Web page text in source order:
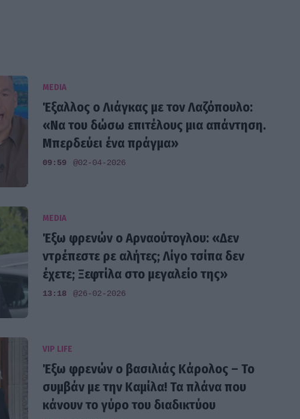
MEDIA
Έξαλλος ο Λιάγκας με τον Λαζόπουλο:
«Να του δώσω επιτέλους μια απάντηση.
Μπερδεύει ένα πράγμα»
09:59 @02-04-2026
MEDIA
Έξω φρενών ο Αρναούτογλου: «Δεν
ντρέπεστε ρε αλήτες; Λίγο τσίπα δεν
έχετε; Ξεφτίλα στο μεγαλείο της»
13:18 @26-02-2026
VIP LIFE
Έξω φρενών ο βασιλιάς Κάρολος – Το
συμβάν με την Καμίλα! Τα πλάνα που
κάνουν το γύρο του διαδικτύου